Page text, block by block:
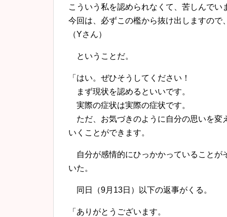
こういう私を認められなくて、苦しんでい
今回は、必ずこの檻から抜け出しますの
（Yさん）
ということだ。
「はい。ぜひそうしてください！
まず現状を認めるといいです。
実際の症状は実際の症状です。
ただ、お気づきのように自分の思いを変
いくことができます。
自分が感情的にひっかかっていることが
いた。
同日（9月13日）以下の返事がくる。
「ありがとうございます。